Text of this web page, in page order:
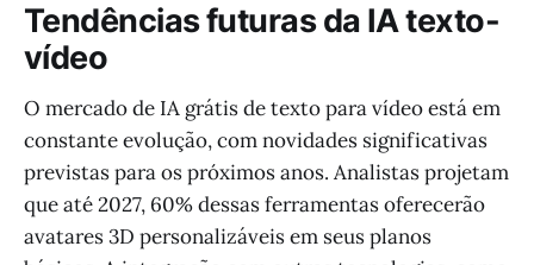
Tendências futuras da IA texto-
vídeo
O mercado de IA grátis de texto para vídeo está em
constante evolução, com novidades significativas
previstas para os próximos anos. Analistas projetam
que até 2027, 60% dessas ferramentas oferecerão
avatares 3D personalizáveis em seus planos